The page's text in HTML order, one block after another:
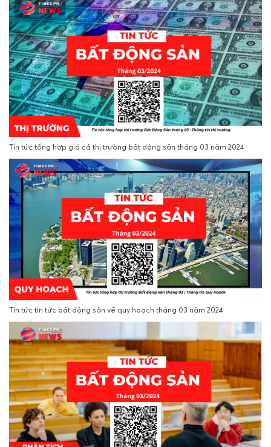
Tin tức tổng hợp giá cả thị trường bất động sản tháng 03 năm 2024
Tin tức tin tức bất động sản về quy hoạch tháng 03 năm 2024